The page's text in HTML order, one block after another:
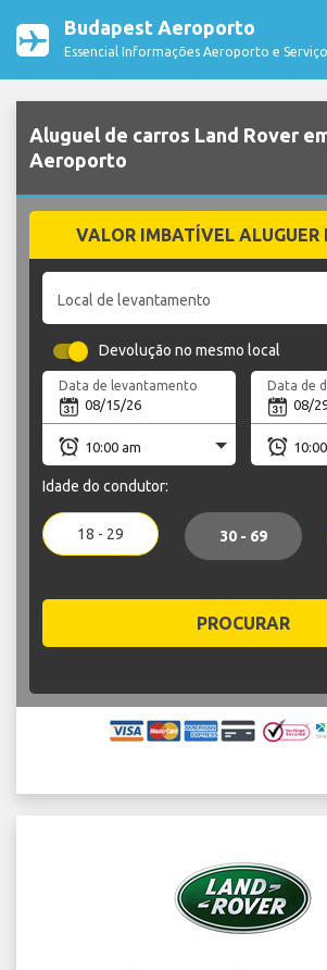
Budapest Aeroporto
Essencial Informações Aeroporto e
Aluguel de carros Land Rover
Aeroporto
VALOR IMBATÍVEL ALUGUER
Local de levantamento
Devolução no mesmo local
Data de levantamento Data de
Idade do condutor:
18 - 29 30 - 69
PROCURAR